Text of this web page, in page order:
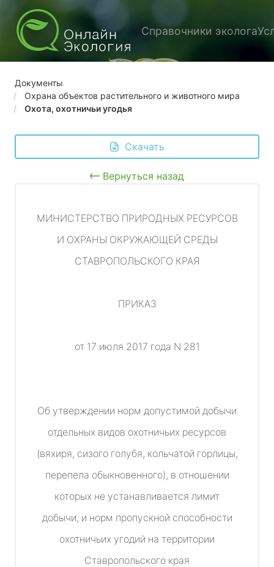
Справочники эколога
Документы
Охрана объектов растительного и животного мира
Охота, охотничьи угодья
Скачать
Вернуться назад
МИНИСТЕРСТВО ПРИРОДНЫХ РЕСУРСОВ
И ОХРАНЫ ОКРУЖАЮЩЕЙ СРЕДЫ
СТАВРОПОЛЬСКОГО КРАЯ
ПРИКАЗ
от 17 июля 2017 года N 281
Об утверждении норм допустимой добычи
отдельных видов охотничьих ресурсов
(вяхиря, сизого голубя, кольчатой горлицы,
перепела обыкновенного), в отношении
которых не устанавливается лимит
добычи, и норм пропускной способности
охотничьих угодий на территории
Ставропольского края